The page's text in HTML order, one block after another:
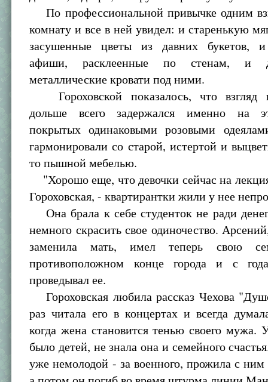
По профессиональной привычке одним
комнату и все в ней увидел: и старенькую
засушенные цветы из давних букетов,
афиши, расклеенные по стенам, и
металлические кровати под ними.
Гороховской показалось, что взгляд
дольше всего задержался именно на
покрытых одинаковыми розовыми
гармонировали со старой, истертой и
то пышной мебелью.
"Хорошо еще, что девочки сейчас на
Гороховская, - квартирантки жили у нее
Она брала к себе студенток не ради
немного скрасить свое одиночество.
заменила мать, имел теперь свою
противоположном конце города и с
проведывал ее.
Гороховская любила рассказ Чехова
раз читала его в концертах и всегда
когда жена становится тенью своего мужа.
было детей, не знала она и семейного
уже немолодой - за военного, прожила с ним